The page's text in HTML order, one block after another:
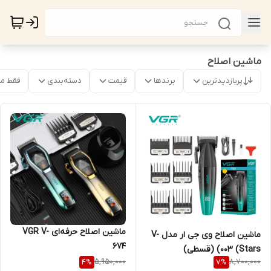
ماشین اصلاح
پربازدیدترین برندها قیمت دسته‌بندی فقط
ماشین اصلاح وی جی ار مدل V-
003 (Stars) (قسطی)
8,700,000
7%
ماشین اصلاح‌ حرفه‌ای VGR V-
674
5,950,000
4%